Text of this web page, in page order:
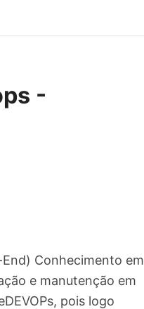
-
Conhecimento em
e manutenção em
pois logo